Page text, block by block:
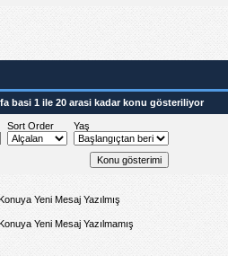
basi 1 ile 20 arasi kadar konu gösteriliyor
Sort Order Yaş
Yeni Mesaj Yazılmış
Yeni Mesaj Yazılmamış